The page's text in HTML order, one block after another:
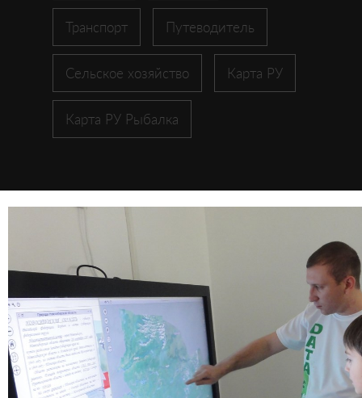
Транспорт Путеводитель
Сельское хозяйство Карта РУ
Карта РУ Рыбалка